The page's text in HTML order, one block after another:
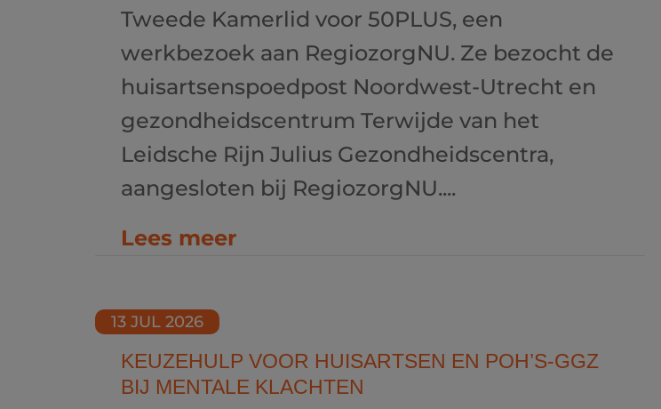
Tweede Kamerlid voor 50PLUS, een
werkbezoek aan RegiozorgNU. Ze bezocht de
huisartsenspoedpost Noordwest-Utrecht en
gezondheidscentrum Terwijde van het
Leidsche Rijn Julius Gezondheidscentra,
aangesloten bij RegiozorgNU....
Lees meer
KEUZEHULP VOOR HUISARTSEN EN POH’S-GGZ
BIJ MENTALE KLACHTEN
13 JUL 2026